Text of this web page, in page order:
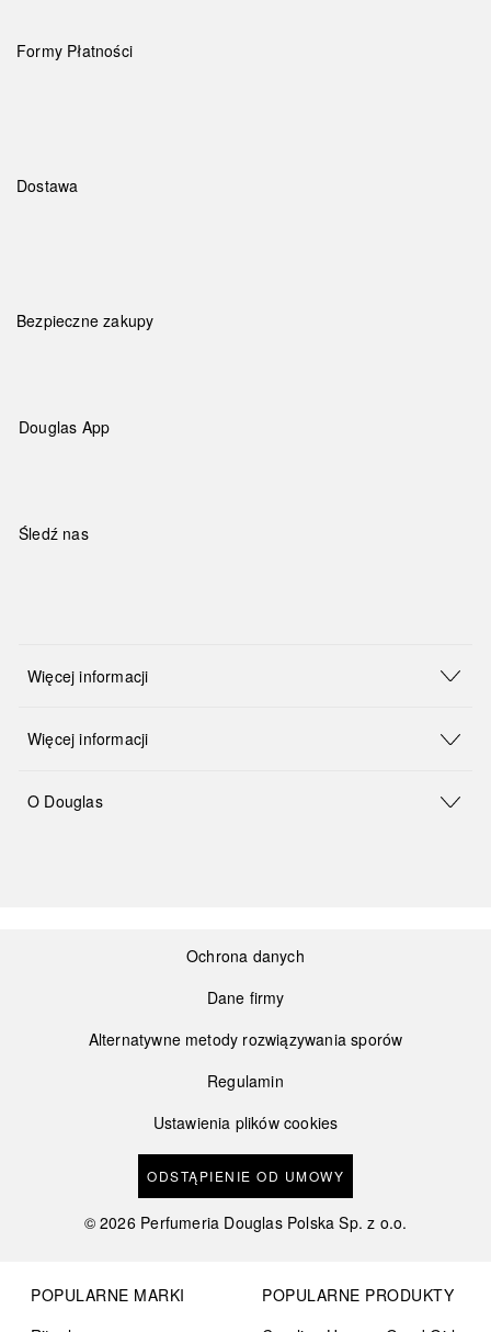
Formy Płatności
Dostawa
Bezpieczne zakupy
Douglas App
Śledź nas
Więcej informacji
Więcej informacji
O Douglas
Ochrona danych
Dane firmy
Alternatywne metody rozwiązywania sporów
Regulamin
Ustawienia plików cookies
ODSTĄPIENIE OD UMOWY
©2026 Perfumeria Douglas Polska Sp. z o.o.
POPULARNE MARKI
POPULARNE PRODUKTY